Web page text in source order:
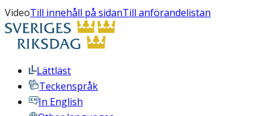
VideoTill innehåll på sidanTill anförandelistan
Lättläst
Teckenspråk
In English